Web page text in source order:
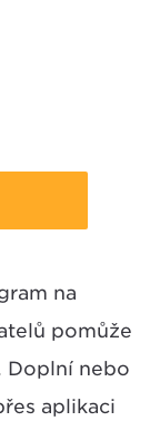
na
pomůže
Doplní nebo
aplikaci